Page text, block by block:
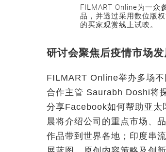
FILMART Online为一众
品，并透过采用数位版
的买家观赏线上试映。
研讨会聚焦后疫情市场发
FILMART Online举办多场
合作主管 Saurabh Doshi将
分享Facebook如何帮助亚
晨将介绍公司的重点市场、
作品带到世界各地；印度串